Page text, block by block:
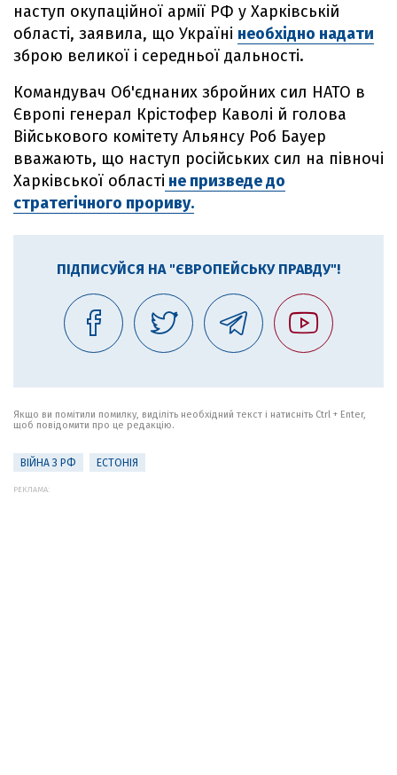
наступ окупаційної армії РФ у Харківській
області, заявила, що Україні необхідно надати
зброю великої і середньої дальності.
Командувач Об'єднаних збройних сил НАТО в
Європі генерал Крістофер Каволі й голова
Військового комітету Альянсу Роб Бауер
вважають, що наступ російських сил на півночі
Харківської області не призведе до
стратегічного прориву.
ПІДПИСУЙСЯ НА "ЄВРОПЕЙСЬКУ ПРАВДУ"!
Якщо ви помітили помилку, виділіть необхідний текст і натисніть Ctrl + Enter,
щоб повідомити про це редакцію.
ВІЙНА З РФ ЕСТОНІЯ
РЕКЛАМА: